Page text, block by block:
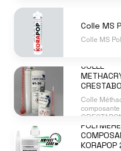
Colle MS
Colle MS
COLLE
Colle
composante
COLLE MS